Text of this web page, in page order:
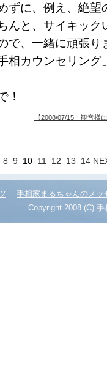
ずに、例え、絶望
んと、サイキック
で、一緒に頑張り
相カウンセリング
！
【2008/07/15 観音様
8 9 10 11 12 13 14
手相家まるちゃんのメッ
Copyright 2008 (C)